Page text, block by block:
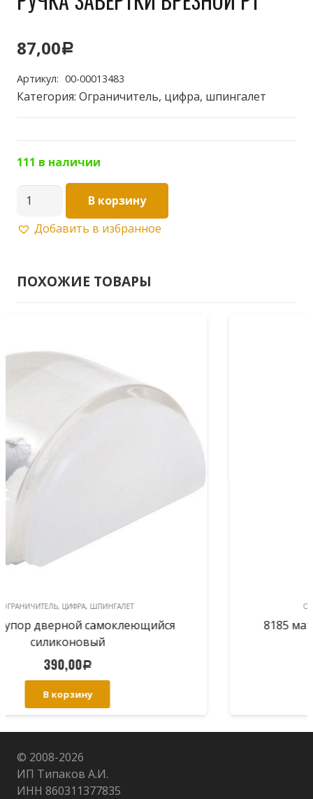
87,00Р
Артикул: 00-00013483
Категория: Ограничитель, цифра, шпингалет
111 в наличии
Количество
РУЧКА
В корзину
Добавить в избранное
ПОХОЖИЕ ТОВАРЫ
ОГРАНИЧИТЕЛЬ, ЦИФРА, ШПИНГАЛЕТ
8185 мат.хром ограничитель дверной
© 2008-2026
ИП Типаков А.И.
ИНН 860311377835